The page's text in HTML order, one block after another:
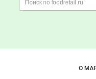
Важные разделы
Навигация по сайту
О